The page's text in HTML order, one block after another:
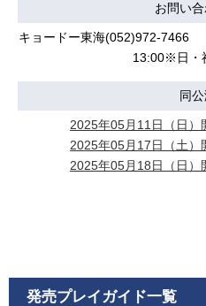
お問い
キョードー東海(052)972-7466
13:00※日・
同
2025年05月11日（日
2025年05月17日（土
2025年05月18日（日
発売プレイガイド一覧